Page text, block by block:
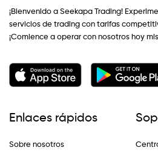
¡Bienvenido a Seekapa Trading!
servicios de trading con tarifas
¡Comience a operar con nosotros hoy
Enlaces rápidos
Sobre nosotros